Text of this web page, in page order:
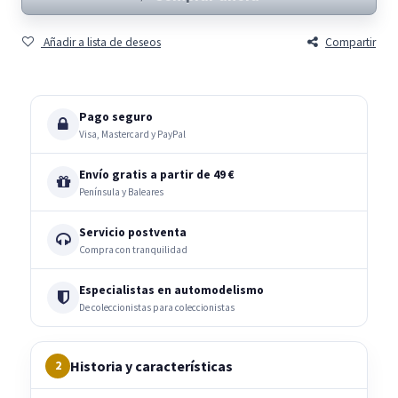
Añadir a lista de deseos Compartir
Pago seguro
Visa, Mastercard y PayPal
Envío gratis a partir de 49 €
Península y Baleares
Servicio postventa
Compra con tranquilidad
Especialistas en automodelismo
De coleccionistas para coleccionistas
2 Historia y características